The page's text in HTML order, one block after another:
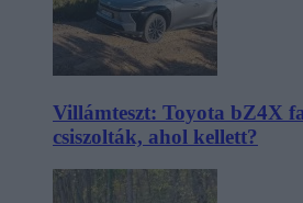
Villámteszt: Toyota bZ4X
csiszolták, ahol kellett?